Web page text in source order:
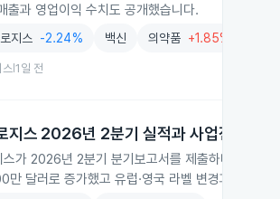
과 영업이익 수치도 공개했습니다.
지스 -2.24% 백신 의약품 +1.85%
스 1일 전
지스 2026년 2분기 실적과 사업전략
가 2026년 2분기 분기보고서를 제출하며 매출
만 달러로 증가했고 유럽·영국 라벨 변경과 중동·